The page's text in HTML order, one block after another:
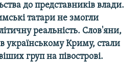
до представників влади.
татари не змогли
реальність. Слов'яни,
українському Криму, стали
груп на півострові.